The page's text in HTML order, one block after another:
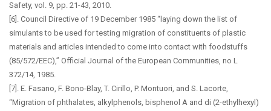
Safety, vol. 9, pp. 21-43, 2010.
[6]. Council Directive of 19 December 1985 “laying down the list of
simulants to be used for testing migration of constituents of plastic
materials and articles intended to come into contact with foodstuffs
(85/572/EEC),” Official Journal of the European Communities, no L
372/14, 1985.
[7]. E. Fasano, F. Bono-Blay, T. Cirillo, P. Montuori, and S. Lacorte,
“Migration of phthalates, alkylphenols, bisphenol A and di (2-ethylhexyl)